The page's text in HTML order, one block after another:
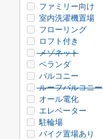
ファミリー向け
室内洗濯機置場
フローリング
ロフト付き
メゾネット
ベランダ
バルコニー
ルーフバルコニー
オール電化
エレベーター
駐輪場
バイク置場あり